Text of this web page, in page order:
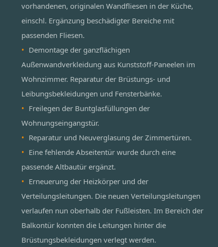
vorhandenen, originalen Wandfliesen in der Küche,
einschl. Ergänzung beschädigter Bereiche mit
passenden Fliesen.
Demontage der ganzflächigen
Außenwandverkleidung aus Kunststoff-Paneelen im
Wohnzimmer. Reparatur der Brüstungs- und
Leibungsbekleidungen und Fensterbänke.
Freilegen der Buntglasfüllungen der
Wohnungseingangstür.
Reparatur und Neuverglasung der Zimmertüren.
Eine fehlende Abseitentür wurde durch eine
passende Altbautür ergänzt.
Erneuerung der Heizkörper und der
Verteilungsleitungen. Die neuen Verteilungsleitungen
verlaufen nun oberhalb der Fußleisten. Im Bereich der
Balkontür konnten die Leitungen hinter die
Brüstungsbekleidungen verlegt werden.